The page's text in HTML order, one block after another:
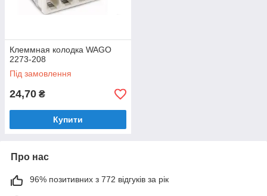
Клеммная колодка WAGO
2273-208
Під замовлення
24,70 ₴
Купити
Про нас
96% позитивних з 772 відгуків за рік